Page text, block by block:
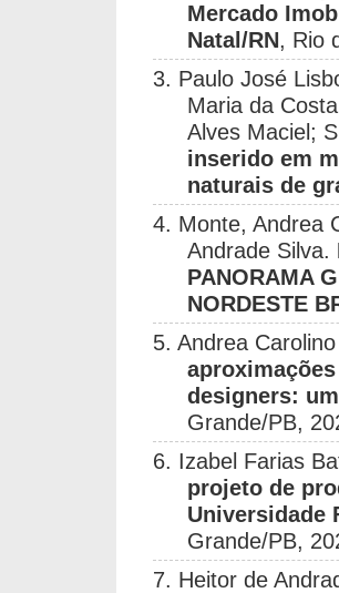
Mercado
Natal/RN, Rio
3. Paulo José
Maria da
Alves Maciel;
inserido em
naturais de
4. Monte, Andrea
Andrade Silva.
PANORAMA
NORDESTE
5. Andrea
designers:
Grande/PB,
6. Izabel Farias
projeto de
Universidade
Grande/PB,
7. Heitor de